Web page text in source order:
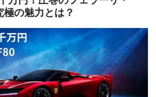
極の魅力とは？